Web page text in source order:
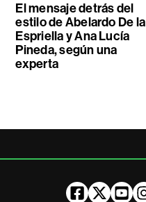
El mensaje detrás del
estilo de Abelardo De la
Espriella y Ana Lucía
Pineda, según una
experta